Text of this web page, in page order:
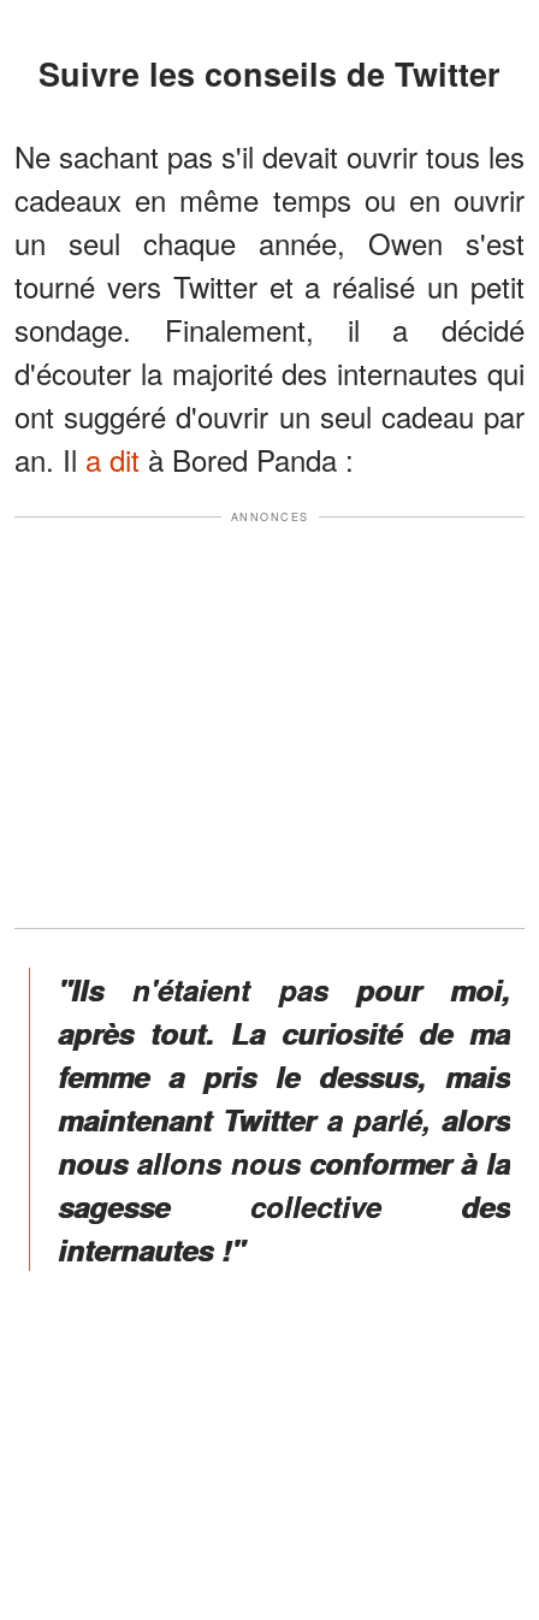
Suivre les conseils de Twitter
Ne sachant pas s'il devait ouvrir tous les
cadeaux en même temps ou en ouvrir
un seul chaque année, Owen s'est
tourné vers Twitter et a réalisé un petit
sondage. Finalement, il a décidé
d'écouter la majorité des internautes qui
ont suggéré d'ouvrir un seul cadeau par
an. Il a dit à Bored Panda :
ANNONCES
"Ils n'étaient pas pour moi,
après tout. La curiosité de ma
femme a pris le dessus, mais
maintenant Twitter a parlé, alors
nous allons nous conformer à la
sagesse collective des
internautes !"